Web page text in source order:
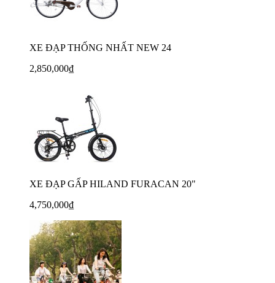
XE ĐẠP THỐNG NHẤT NEW 24
2,850,000₫
XE ĐẠP GẤP HILAND FURACAN 20"
4,750,000₫